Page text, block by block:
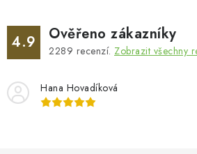
4.9 Ověřeno zákazníky
2289 recenzí. Zobrazit všechny
Hana Hovadíková